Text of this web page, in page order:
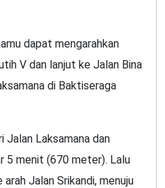
dapat mengarahkan
V dan lanjut ke Jalan Bina
di Baktiseraga
Jalan Laksamana dan
5 menit (670 meter). Lalu
Jalan Srikandi, menuju